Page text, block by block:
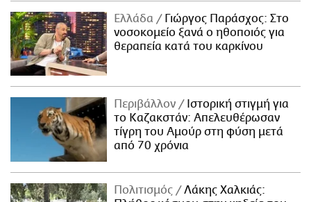
Ελλάδα
Γιώργος Παράσχος: Στο
νοσοκομείο ξανά ο ηθοποιός για
θεραπεία κατά του καρκίνου
Περιβάλλον
Ιστορική στιγμή για
το Καζακστάν: Απελευθέρωσαν
τίγρη του Αμούρ στη φύση μετά
από 70 χρόνια
Πολιτισμός
Λάκης Χαλκιάς: